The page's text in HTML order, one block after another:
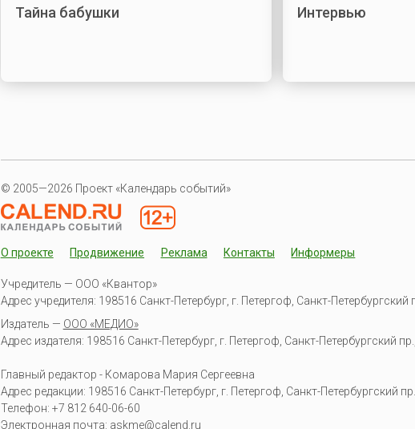
Тайна бабушки Интервью
© 2005—2026 Проект «Календарь событий»
О проекте Продвижение Реклама Контакты Информеры
Учредитель — ООО «Квантор»
Адрес учредителя: 198516 Санкт-Петербург, г. Петергоф, Санкт-
Издатель — ООО «МЕДИО»
Адрес издателя: 198516 Санкт-Петербург, г. Петергоф, Санкт-Петербургский
Главный редактор - Комарова Мария Сергеевна
Адрес редакции: 198516 Санкт-Петербург, г. Петергоф, Санкт-Петербургский
Телефон: +7 812 640-06-60
Электронная почта: askme@calend.ru